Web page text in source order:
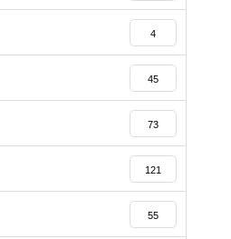
4
45
73
121
55